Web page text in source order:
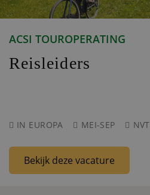
ACSI TOUROPERATING
Reisleiders
IN EUROPA MEI-SEP NVT
Bekijk deze vacature